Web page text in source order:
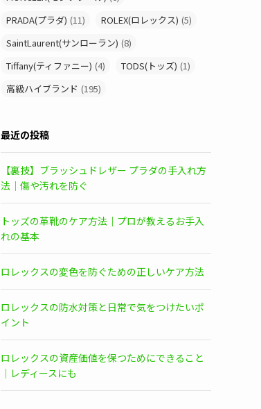
PRADA(プラダ) (11) ROLEX(ロレックス) (5)
SaintLaurent(サンローラン) (8)
Tiffany(ティファニー) (4) TODS(トッズ) (1)
高級ハイブランド (195)
最近の投稿
【裏技】ブラッシュドレザー プラダの手入れ方
法｜傷や汚れを防ぐ
トッズの革靴のケア方法｜プロが教えるお手入
れの基本
ロレックスの変色を防ぐための正しいケア方法
ロレックスの防水対策と日常で気をつけたいポ
イント
ロレックスの資産価値を保つためにできること
｜レディースにも